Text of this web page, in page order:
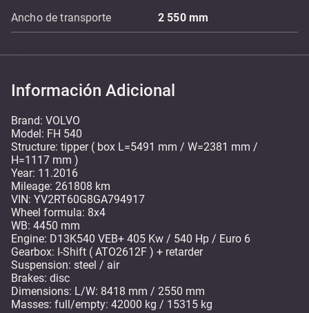
Ancho de transporte 2 550 mm
Información Adicional
Brand: VOLVO
Model: FH 540
Structure: tipper ( box L=5491 mm / W=2381 mm /
H=1117 mm )
Year: 11.2016
Mileage: 261808 km
VIN: YV2RT60G8GA794917
Wheel formula: 8x4
WB: 4450 mm
Engine: D13K540 VEB+ 405 Kw / 540 Hp / Euro 6
Gearbox: I-Shift ( ATO2612F ) + retarder
Suspension: steel / air
Brakes: disc
Dimensions: L/W: 8418 mm / 2550 mm
Masses: full/empty: 42000 kg / 15315 kg